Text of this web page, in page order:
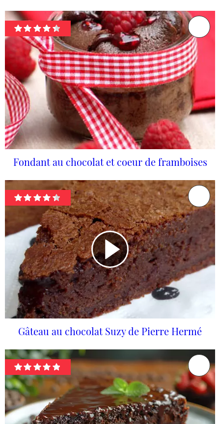
Fondant au chocolat et coeur de framboises
Gâteau au chocolat Suzy de Pierre Hermé